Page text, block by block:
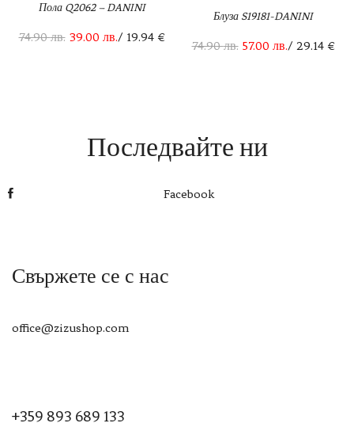
Пола Q2062 – DANINI
74.90лв. 39.00 лв./ 19.94 €
Блуза S19181-DANINI
74.90лв. 57.00 лв./ 29.14 €
Последвайте ни
Facebook
Свържете се с нас
office@zizushop.com
+359 893 689 133